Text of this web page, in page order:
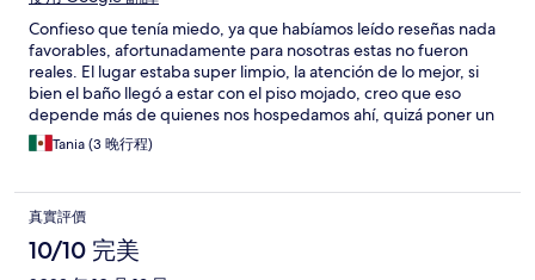
Confieso que tenía miedo, ya que habíamos leído reseñas nada
favorables, afortunadamente para nosotras estas no fueron
reales. El lugar estaba super limpio, la atención de lo mejor, si
bien el baño llegó a estar con el piso mojado, creo que eso
depende más de quienes nos hospedamos ahí, quizá poner un
tapete absorbente podría ayudar, pero el lugar a nosotras nos
tocó súper limpio. La ubicación es una maravilla, a 10 minutos
Tania (3 晚行程)
真實評價
10/10 完美